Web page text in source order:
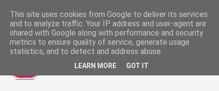
This site uses cookies from Google to deliver its services
and to analyze traffic. Your IP address and user-agent are
shared with Google along with performance and security
metrics to ensure quality of service, generate usage
statistics, and to detect and address abuse.
LEARN MORE GOT IT